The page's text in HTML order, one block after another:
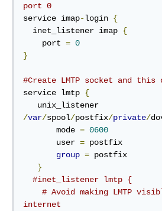
port 0
service imap-login {
  inet_listener imap
{
    port
= 0
}
#Create LMTP socket and
service lmtp {
/var/spool/postfix/private/
       mode
= 0600
       user
= postfix
group = postfix
}
#inet_listener lmtp {
# Avoid making LMTP
internet